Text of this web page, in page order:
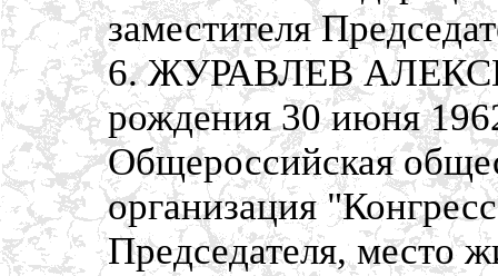
заместителя
6. ЖУРАВЛЕВ
рождения 30 июня
Общероссийская
организация
Председателя, место